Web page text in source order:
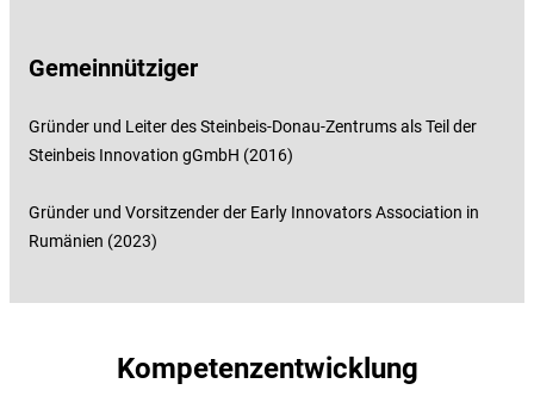
Gemeinnütziger
Gründer und Leiter des Steinbeis-Donau-Zentrums als Teil der
Steinbeis Innovation gGmbH (2016)
Gründer und Vorsitzender der Early Innovators Association in
Rumänien (2023)
Kompetenzentwicklung